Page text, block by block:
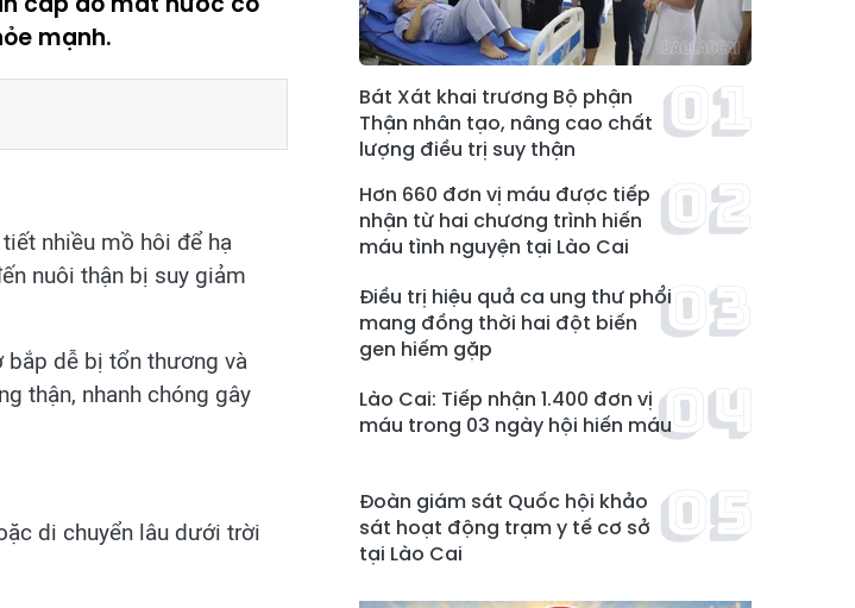
mạnh.
nhiều mồ hôi để hạ
nuôi thận bị suy giảm
dễ bị tổn thương và
thận, nhanh chóng gây
di chuyển lâu dưới trời
Bát Xát khai trương Bộ phận
Thận nhân tạo, nâng cao chất
lượng điều trị suy thận
Hơn 660 đơn vị máu được tiếp
nhận từ hai chương trình hiến
máu tình nguyện tại Lào Cai
Điều trị hiệu quả ca ung thư phổi
mang đồng thời hai đột biến
gen hiếm gặp
Lào Cai: Tiếp nhận 1.400 đơn vị
máu trong 03 ngày hội hiến máu
Đoàn giám sát Quốc hội khảo
sát hoạt động trạm y tế cơ sở
tại Lào Cai